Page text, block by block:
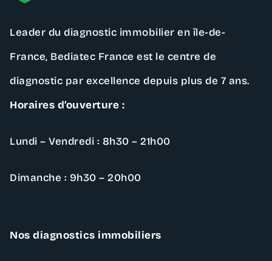
Leader du diagnostic immobilier en île-de-
France, Bediatec France est le centre de
diagnostic par excellence depuis plus de 7 ans.
Horaires d’ouverture :
Lundi – Vendredi : 8h30 – 21h00
Dimanche : 9h30 – 20h00
Nos diagnostics immobiliers